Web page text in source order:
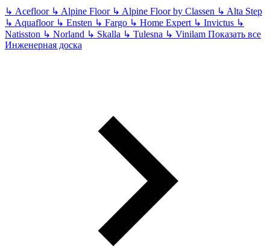
↳ Acefloor ↳ Alpine Floor ↳ Alpine Floor by Classen ↳ Alta Step
↳ Aquafloor ↳ Ensten ↳ Fargo ↳ Home Expert ↳ Invictus ↳
Natisston ↳ Norland ↳ Skalla ↳ Tulesna ↳ Vinilam Показать все
Инженерная доска